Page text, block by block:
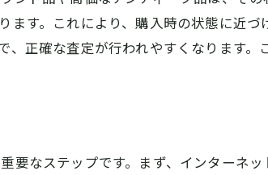
ます。これにより、購入時の状態に近づ
正確な査定が行われやすくなります。
要なステップです。まず、インターネッ